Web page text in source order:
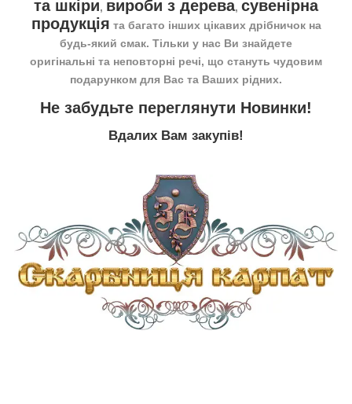
та шкіри, вироби з дерева, сувенірна
продукція та багато інших цікавих дрібничок на
будь-який смак. Тільки у нас Ви знайдете
оригінальні та неповторні речі, що стануть чудовим
подарунком для Вас та Ваших рідних.
Не забудьте переглянути Новинки!
Вдалих Вам закупів!